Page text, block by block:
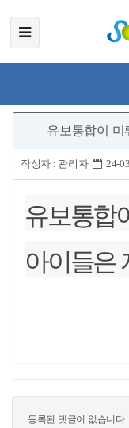
유보통합이 미
작성자 : 관리자 24-
유보통합
아이들은
등록된 댓글이 없습니다.